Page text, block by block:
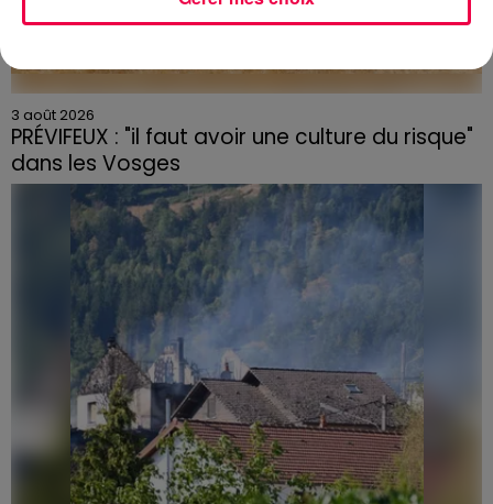
3 août 2026
PRÉVIFEUX : "il faut avoir une culture du risque"
dans les Vosges